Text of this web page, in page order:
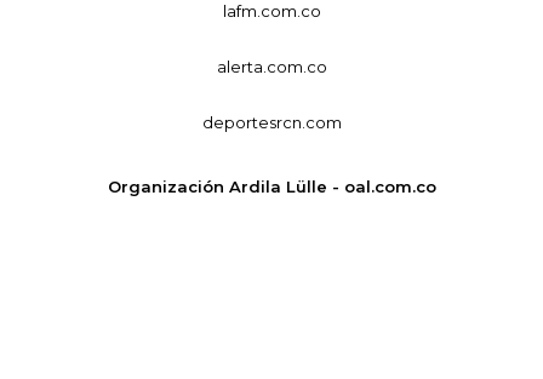
lafm.com.co
alerta.com.co
deportesrcn.com
Organización Ardila Lülle - oal.com.co